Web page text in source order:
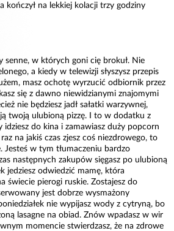
kończył na lekkiej kolacji trzy godziny
senne, w których goni cię brokuł. Nie
a kiedy w telewizji słyszysz przepis
masz ochotę wyrzucić odbiornik przez
się z dawno niewidzianymi znajomymi
nie będziesz jadł sałatki warzywnej,
twoją ulubioną pizzę. I to w dodatku z
idziesz do kina i zamawiasz duży popcorn
na jakiś czas zjesz coś niezdrowego, to
Jesteś w tym tłumaczeniu bardzo
następnych zakupów sięgasz po ulubioną
jedziesz odwiedzić mamę, która
świecie pierogi ruskie. Zostajesz do
jest dobrze wysmażony
nie wypijasz wody z cytryną, bo
lasagne na obiad. Znów wpadasz w wir
momencie stwierdzasz, że na zdrowe